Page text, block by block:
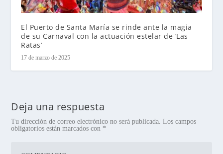
El Puerto de Santa María se rinde ante la magia
de su Carnaval con la actuación estelar de ‘Las
Ratas’
17 de marzo de 2025
Deja una respuesta
Tu dirección de correo electrónico no será publicada. Los campos
obligatorios están marcados con *